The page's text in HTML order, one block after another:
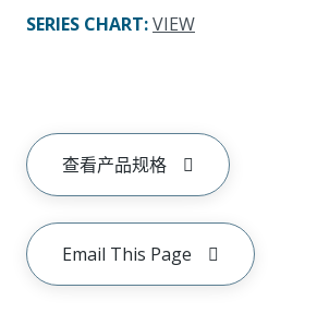
SERIES CHART:VIEW
查看产品规格
Email This Page